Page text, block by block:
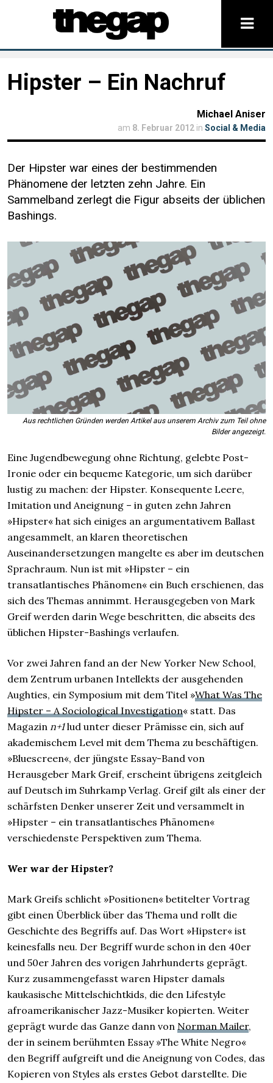
Hipster – Ein Nachruf
Michael Aniser
am 8. Februar 2012 in Social & Media
Der Hipster war eines der bestimmenden
Phänomene der letzten zehn Jahre. Ein
Sammelband zerlegt die Figur abseits der üblichen
Bashings.
Aus rechtlichen Gründen werden Artikel aus unserem Archiv zum Teil ohne
Bilder angezeigt.
Eine Jugendbewegung ohne Richtung, gelebte Post-
Ironie oder ein bequeme Kategorie, um sich darüber
lustig zu machen: der Hipster. Konsequente Leere,
Imitation und Aneignung – in guten zehn Jahren
»Hipster« hat sich einiges an argumentativem Ballast
angesammelt, an klaren theoretischen
Auseinandersetzungen mangelte es aber im deutschen
Sprachraum. Nun ist mit »Hipster – ein
transatlantisches Phänomen« ein Buch erschienen, das
sich des Themas annimmt. Herausgegeben von Mark
Greif werden darin Wege beschritten, die abseits des
üblichen Hipster-Bashings verlaufen.
Vor zwei Jahren fand an der New Yorker New School,
dem Zentrum urbanen Intellekts der ausgehenden
Aughties, ein Symposium mit dem Titel »What Was The
Hipster – A Sociological Investigation« statt. Das
Magazin n+1lud unter dieser Prämisse ein, sich auf
akademischem Level mit dem Thema zu beschäftigen.
»Bluescreen«, der jüngste Essay-Band von
Herausgeber Mark Greif, erscheint übrigens zeitgleich
auf Deutsch im Suhrkamp Verlag. Greif gilt als einer der
schärfsten Denker unserer Zeit und versammelt in
»Hipster – ein transatlantisches Phänomen«
verschiedenste Perspektiven zum Thema.
Wer war der Hipster?
Mark Greifs schlicht »Positionen« betitelter Vortrag
gibt einen Überblick über das Thema und rollt die
Geschichte des Begriffs auf. Das Wort »Hipster« ist
keinesfalls neu. Der Begriff wurde schon in den 40er
und 50er Jahren des vorigen Jahrhunderts geprägt.
Kurz zusammengefasst waren Hipster damals
kaukasische Mittelschichtkids, die den Lifestyle
afroamerikanischer Jazz-Musiker kopierten. Weiter
geprägt wurde das Ganze dann von Norman Mailer,
der in seinem berühmten Essay »The White Negro«
den Begriff aufgreift und die Aneignung von Codes, das
Kopieren von Styles als erstes Gebot darstellte. Die